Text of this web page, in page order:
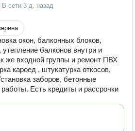
В сети 3 д. назад
окон, балконных блоков,
балконов внутри и
же входной группы и ремонт ПВХ
кароед , штукатурка откосов,
заборов, бетонные
Есть кредиты и рассрочки